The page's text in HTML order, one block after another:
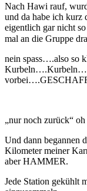
Nach Hawi rauf,
und da habe ich kurz
eigentlich gar nicht
mal an die Gruppe
nein spass….also so
„nur noch zurück“
Und dann begannen
Kilometer meiner
aber HAMMER.
Jede Station gekühlt